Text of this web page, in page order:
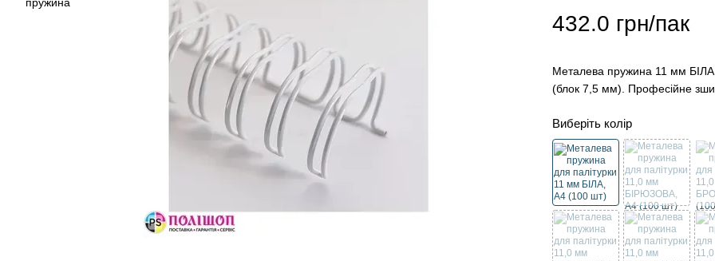
432.0 грн/пак
Металева пружина 11 мм БІЛА
(блок 7,5 мм). Професійне
Виберіть колір